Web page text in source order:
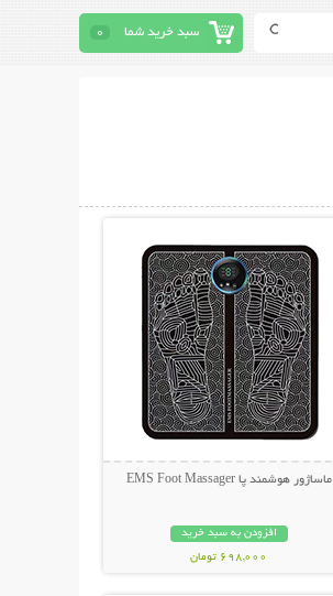
سبد خرید شما 0
ماساژور هوشمند پا EMS Foot Massager
افزودن به سبد خرید
698,000 تومان